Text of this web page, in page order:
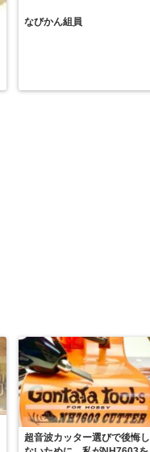
なびかん組員
超音波カッター選びで後悔し